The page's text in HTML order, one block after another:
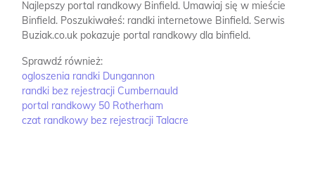
Najlepszy portal randkowy Binfield. Umawiaj się w mieście
Binfield. Poszukiwałeś: randki internetowe Binfield. Serwis
Buziak.co.uk pokazuje portal randkowy dla binfield.
Sprawdź również:
ogloszenia randki Dungannon
randki bez rejestracji Cumbernauld
portal randkowy 50 Rotherham
czat randkowy bez rejestracji Talacre